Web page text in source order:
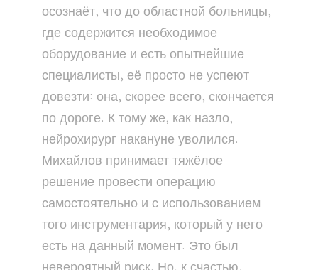
осознаёт, что до областной больницы,
где содержится необходимое
оборудование и есть опытнейшие
специалисты, её просто не успеют
довезти: она, скорее всего, скончается
по дороге. К тому же, как назло,
нейрохирург накануне уволился.
Михайлов принимает тяжёлое
решение провести операцию
самостоятельно и с использованием
того инструментария, который у него
есть на данный момент. Это был